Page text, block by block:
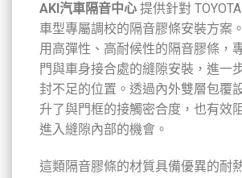
AKI汽車隔音中心 提供針對
車型專屬調校的隔音膠條安裝方案
用高彈性、高耐候性的隔音膠條，
門與車身接合處的縫隙安裝，進一
封不足的位置。透過內外雙層包覆
升了與門框的接觸密合度，也有效
進入縫隙內部的機會。
這類隔音膠條的材質具備優異的耐